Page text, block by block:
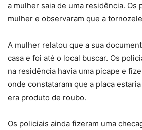
a mulher saia de uma residência. Os
mulher e observaram que a
A mulher relatou que a sua
casa e foi até o local buscar. Os
na residência havia uma picape e
onde constataram que a placa
era produto de roubo.
Os policiais ainda fizeram uma